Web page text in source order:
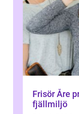
Frisör Åre professionell hårvård i
fjällmiljö